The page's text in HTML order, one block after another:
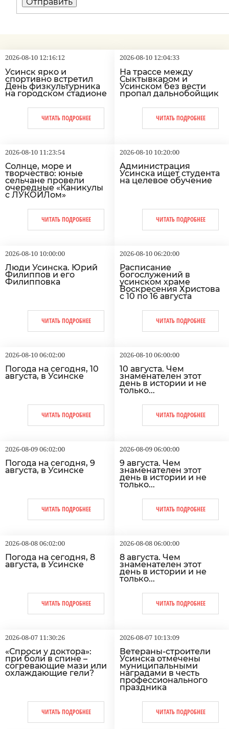
2026-08-10 12:16:12
Усинск ярко и
спортивно встретил
День физкультурника
на городском стадионе
ЧИТАТЬ ПОДРОБНЕЕ
2026-08-10 12:04:33
На трассе между
Сыктывкаром и
Усинском без вести
пропал дальнобойщик
ЧИТАТЬ ПОДРОБНЕЕ
2026-08-10 11:23:54
Солнце, море и
творчество: юные
сельчане провели
очередные «Каникулы
с ЛУКОЙЛом»
ЧИТАТЬ ПОДРОБНЕЕ
2026-08-10 10:20:00
Администрация
Усинска ищет студента
на целевое обучение
ЧИТАТЬ ПОДРОБНЕЕ
2026-08-10 10:00:00
Люди Усинска. Юрий
Филиппов и его
Филипповка
ЧИТАТЬ ПОДРОБНЕЕ
2026-08-10 06:20:00
Расписание
богослужений в
усинском храме
Воскресения Христова
с 10 по 16 августа
ЧИТАТЬ ПОДРОБНЕЕ
2026-08-10 06:02:00
Погода на сегодня, 10
августа, в Усинске
ЧИТАТЬ ПОДРОБНЕЕ
2026-08-10 06:00:00
10 августа. Чем
знаменателен этот
день в истории и не
только...
ЧИТАТЬ ПОДРОБНЕЕ
2026-08-09 06:02:00
Погода на сегодня, 9
августа, в Усинске
ЧИТАТЬ ПОДРОБНЕЕ
2026-08-09 06:00:00
9 августа. Чем
знаменателен этот
день в истории и не
только...
ЧИТАТЬ ПОДРОБНЕЕ
2026-08-08 06:02:00
Погода на сегодня, 8
августа, в Усинске
ЧИТАТЬ ПОДРОБНЕЕ
2026-08-08 06:00:00
8 августа. Чем
знаменателен этот
день в истории и не
только...
ЧИТАТЬ ПОДРОБНЕЕ
2026-08-07 11:30:26
«Спроси у доктора»:
при боли в спине –
согревающие мази или
охлаждающие гели?
ЧИТАТЬ ПОДРОБНЕЕ
2026-08-07 10:13:09
Ветераны-строители
Усинска отмечены
муниципальными
наградами в честь
профессионального
праздника
ЧИТАТЬ ПОДРОБНЕЕ